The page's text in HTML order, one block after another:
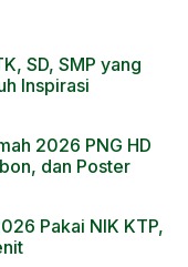
SD, SMP yang
Inspirasi
2026 PNG HD
dan Poster
Pakai NIK KTP,